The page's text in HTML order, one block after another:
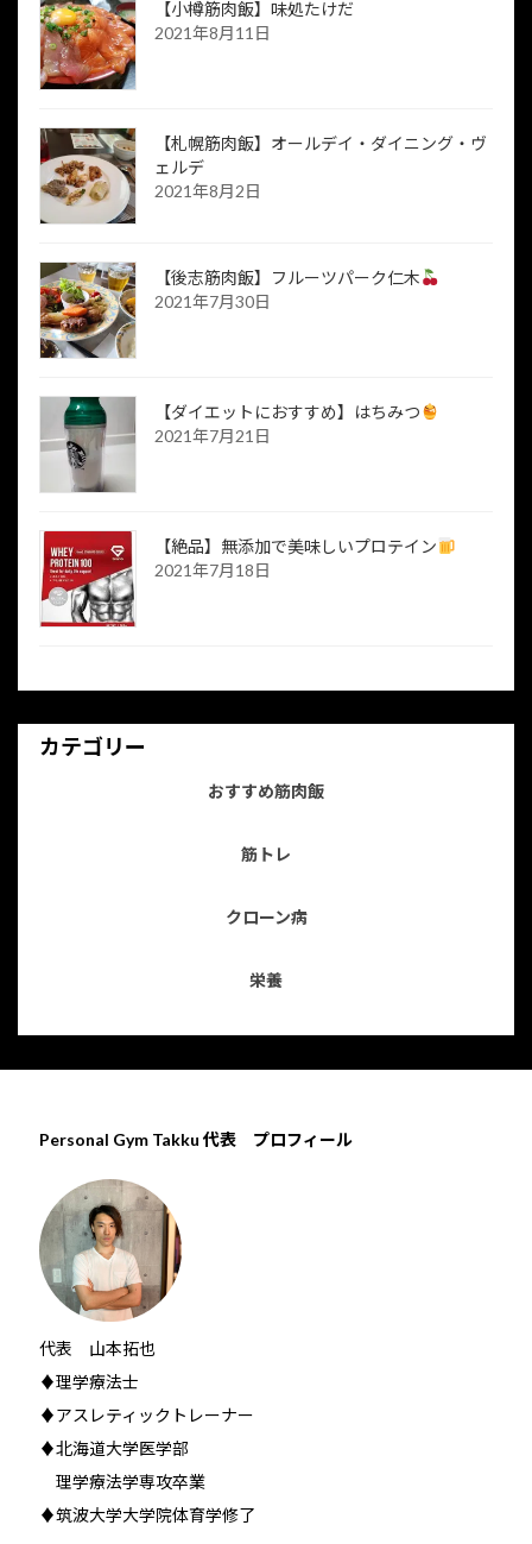
【小樽筋肉飯】味処たけだ
2021年8月11日
【札幌筋肉飯】オールデイ・ダイニング・ヴ
ェルデ
2021年8月2日
【後志筋肉飯】フルーツパーク仁木
2021年7月30日
【ダイエットにおすすめ】はちみつ
2021年7月21日
【絶品】無添加で美味しいプロテイン
2021年7月18日
カテゴリー
おすすめ筋肉飯
筋トレ
クローン病
栄養
Personal Gym Takku 代表 プロフィール
代表 山本拓也
♦理学療法士
♦アスレティックトレーナー
♦北海道大学医学部
理学療法学専攻卒業
♦筑波大学大学院体育学修了